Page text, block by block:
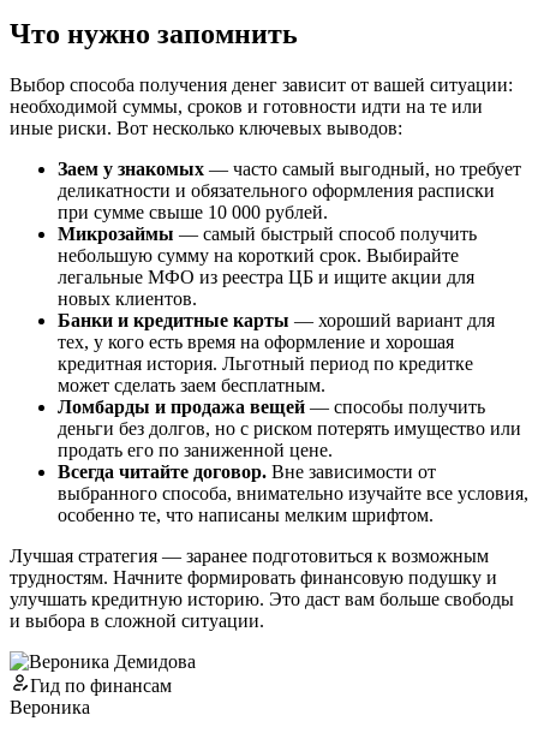
Что нужно запомнить
Выбор способа получения денег зависит от вашей ситуации:
необходимой суммы, сроков и готовности идти на те или
иные риски. Вот несколько ключевых выводов:
Заем у знакомых — часто самый выгодный, но требует
деликатности и обязательного оформления расписки
при сумме свыше 10 000 рублей.
Микрозаймы — самый быстрый способ получить
небольшую сумму на короткий срок. Выбирайте
легальные МФО из реестра ЦБ и ищите акции для
новых клиентов.
Банки и кредитные карты — хороший вариант для
тех, у кого есть время на оформление и хорошая
кредитная история. Льготный период по кредитке
может сделать заем бесплатным.
Ломбарды и продажа вещей — способы получить
деньги без долгов, но с риском потерять имущество или
продать его по заниженной цене.
Всегда читайте договор. Вне зависимости от
выбранного способа, внимательно изучайте все условия,
особенно те, что написаны мелким шрифтом.
Лучшая стратегия — заранее подготовиться к возможным
трудностям. Начните формировать финансовую подушку и
улучшать кредитную историю. Это даст вам больше свободы
и выбора в сложной ситуации.
Гид по финансам
Вероника